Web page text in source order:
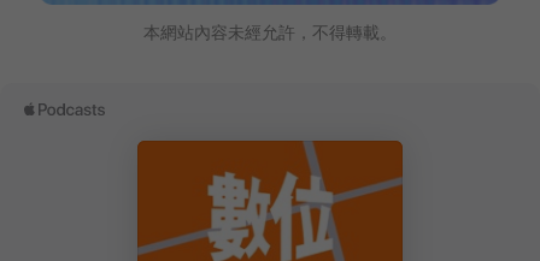
本網站內容未經允許，不得轉載。